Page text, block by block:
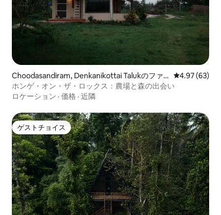
Choodasandiram, Denkanikottai Talukのファ
ームステイ
レビュー63
4.97 (63)
ホンゲ・オン・ザ・ロックス：農場と森の出会い
ロケーション · 価格 · 近隣
ゲストチョイス
ゲストチョイス